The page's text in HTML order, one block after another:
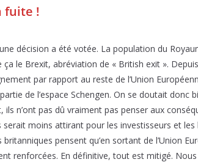
fuite !
décision a été votée. La population du
ça le Brexit, abréviation de « British exit ».
par rapport au reste de l’Union
de l’espace Schengen. On se doutait donc
n’ont pas dû vraiment pas penser aux
moins attirant pour les investisseurs et
pensent qu’en sortant de l’Union
renforcées. En définitive, tout est mitigé.